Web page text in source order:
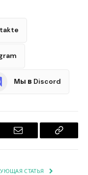
Мы в Discord
Email
Copy
СТАТЬЯ